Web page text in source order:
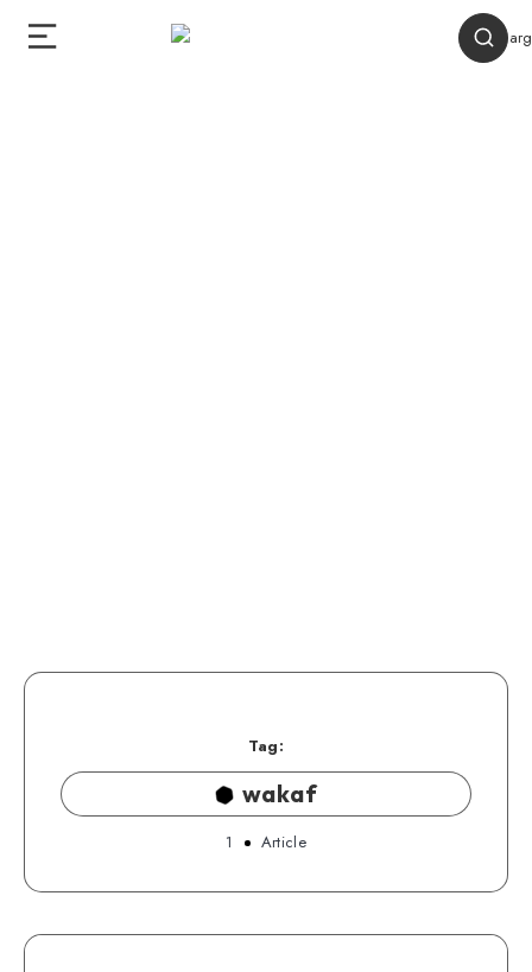
Tag:
wakaf
1 Article